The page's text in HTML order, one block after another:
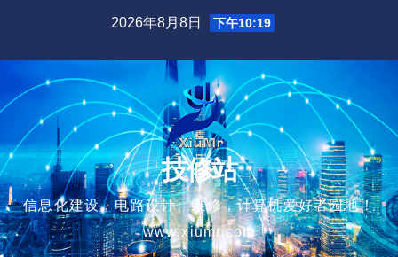
内
2026年8月8日 下午10:19
技修站
信息化建设，电路设计、维修，计算机爱好者园地！
www.xiumr.com